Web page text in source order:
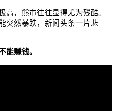
高，熊市往往显得尤为残酷。
突然暴跌，新闻头条一片悲
能赚钱。